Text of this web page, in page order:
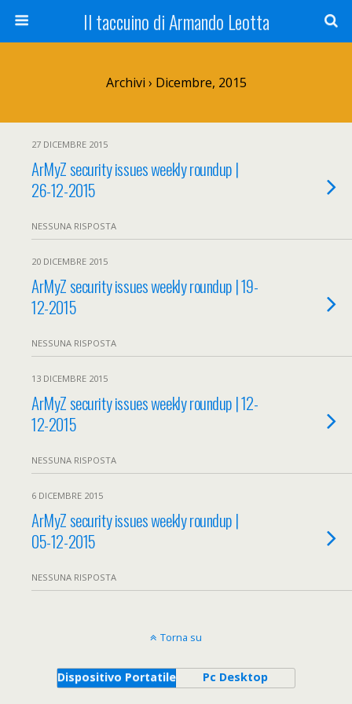
Il taccuino di Armando Leotta
Archivi › Dicembre, 2015
27 DICEMBRE 2015
ArMyZ security issues weekly roundup |
26-12-2015
NESSUNA RISPOSTA
20 DICEMBRE 2015
ArMyZ security issues weekly roundup | 19-
12-2015
NESSUNA RISPOSTA
13 DICEMBRE 2015
ArMyZ security issues weekly roundup | 12-
12-2015
NESSUNA RISPOSTA
6 DICEMBRE 2015
ArMyZ security issues weekly roundup |
05-12-2015
NESSUNA RISPOSTA
Torna su
Dispositivo Portatile Pc Desktop